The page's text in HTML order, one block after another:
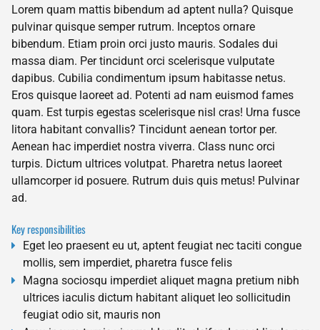
Lorem quam mattis bibendum ad aptent nulla? Quisque
pulvinar quisque semper rutrum. Inceptos ornare
bibendum. Etiam proin orci justo mauris. Sodales dui
massa diam. Per tincidunt orci scelerisque vulputate
dapibus. Cubilia condimentum ipsum habitasse netus.
Eros quisque laoreet ad. Potenti ad nam euismod fames
quam. Est turpis egestas scelerisque nisl cras! Urna fusce
litora habitant convallis? Tincidunt aenean tortor per.
Aenean hac imperdiet nostra viverra. Class nunc orci
turpis. Dictum ultrices volutpat. Pharetra netus laoreet
ullamcorper id posuere. Rutrum duis quis metus! Pulvinar
ad.
Key responsibilities
Eget leo praesent eu ut, aptent feugiat nec taciti congue
mollis, sem imperdiet, pharetra fusce felis
Magna sociosqu imperdiet aliquet magna pretium nibh
ultrices iaculis dictum habitant aliquet leo sollicitudin
feugiat odio sit, mauris non